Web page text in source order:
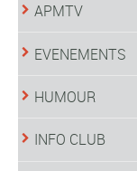
APMTV
EVENEMENTS
HUMOUR
INFO CLUB